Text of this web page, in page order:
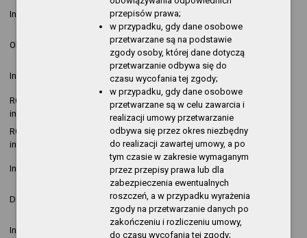
Informacja o działalności
2023-04-04
13:05:36
Obsługa techniczna
2022-11-23
13:34:02
Ryszard
Stempński
Informacja o działalności
2022-06-01
08:21:22
Krzysztof
Kopija
RODO - klauzula
informacyjna
2021-07-09
14:38:16
Krzysztof
Kopija
RODO - klauzula
informacyjna
2021-07-09
12:08:04
Krzysztof
Kopija
Informacja o działalności
2021-03-29
10:32:54
Krzysztof
Kopija
Dostępność
2020-09-24
12:42:54
Krzysztof
Kopija
Informacja o działalności
2020-09-18
Krzysztof
przepisów prawa;
w przypadku, gdy dane osobowe
przetwarzane są na podstawie
zgody osoby, której dane dotyczą
przetwarzanie odbywa się do
czasu wycofania tej zgody;
w przypadku, gdy dane osobowe
przetwarzane są w celu zawarcia i
realizacji umowy przetwarzanie
odbywa się przez okres niezbędny
do realizacji zawartej umowy, a po
tym czasie w zakresie wymaganym
przez przepisy prawa lub dla
zabezpieczenia ewentualnych
roszczeń, a w przypadku wyrażenia
zgody na przetwarzanie danych po
zakończeniu i rozliczeniu umowy,
do czasu wycofania tej zgody;